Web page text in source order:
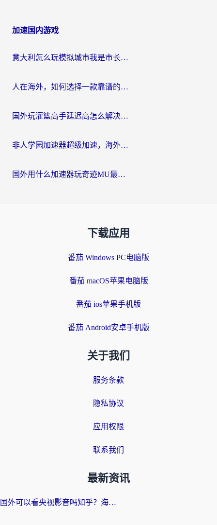
加速国内游戏
意大利怎么玩模拟城市我是市长？海外党国服游戏加速终极攻略（附三国3量子特攻解决办法）
人在海外，如何选择一款靠谱的玩剑灵2加速器？
国外玩灌篮高手延迟高怎么解决？海外玩家国服游戏加速终极指南
非人学园加速器超级加速，海外玩家重返国服的通行证
国外用什么加速器玩奇迹MU最好？2026海外玩家国服游戏加速全攻略
下载应用
番茄 Windows PC电脑版
番茄 macOS苹果电脑版
番茄 ios苹果手机版
番茄 Android安卓手机版
关于我们
服务条款
隐私协议
应用权限
联系我们
最新资讯
国外可以看央视影音吗知乎？海外党亲测有效的回国加速方案